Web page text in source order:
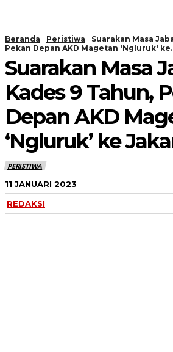
Beranda Peristiwa
Suarakan Masa
Pekan Depan AKD Magetan 'Ngluruk'
Suarakan Masa
Kades 9 Tahun,
Depan AKD
‘Ngluruk’ ke
PERISTIWA
11 JANUARI 2023
REDAKSI